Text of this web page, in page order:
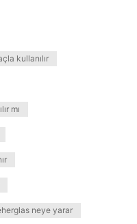
kullanılır
mı
neye yarar